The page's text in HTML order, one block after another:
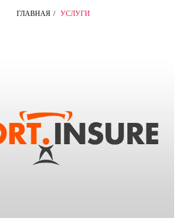
ГЛАВНАЯ / УСЛУГИ